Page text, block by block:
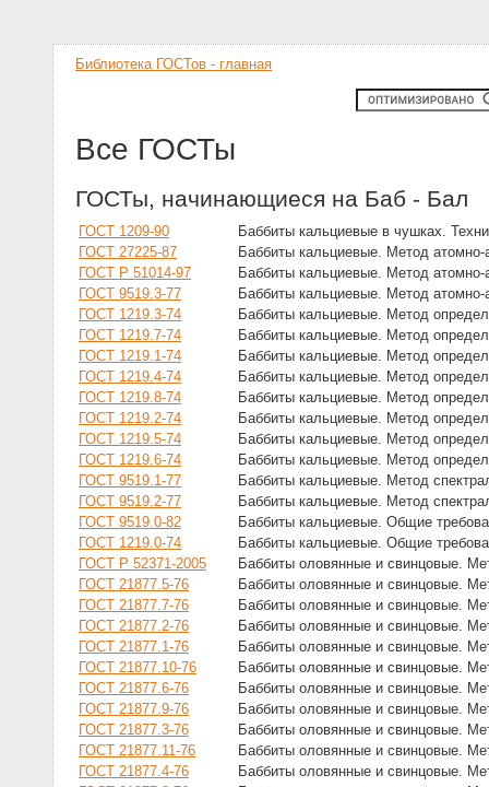
Библиотека ГОСТов - главная
Все ГОСТы
ГОСТы, начинающиеся на Баб - Бал
ГОСТ 1209-90
Баббиты кальциевые в чушках.
ГОСТ 27225-87
Баббиты кальциевые. Метод
ГОСТ Р 51014-97
Баббиты кальциевые. Метод атомно-
ГОСТ 9519.3-77
Баббиты кальциевые. Метод атомно-
ГОСТ 1219.3-74
Баббиты кальциевые. Метод
ГОСТ 1219.7-74
Баббиты кальциевые. Метод
ГОСТ 1219.1-74
Баббиты кальциевые. Метод
ГОСТ 1219.4-74
Баббиты кальциевые. Метод
ГОСТ 1219.8-74
Баббиты кальциевые. Метод
ГОСТ 1219.2-74
Баббиты кальциевые. Метод
ГОСТ 1219.5-74
Баббиты кальциевые. Метод
ГОСТ 1219.6-74
Баббиты кальциевые. Метод
ГОСТ 9519.1-77
Баббиты кальциевые. Метод
ГОСТ 9519.2-77
Баббиты кальциевые. Метод
ГОСТ 9519.0-82
Баббиты кальциевые. Общие
ГОСТ 1219.0-74
Баббиты кальциевые. Общие
ГОСТ Р 52371-2005
Баббиты оловянные и свинцовые.
ГОСТ 21877.5-76
Баббиты оловянные и свинцовые.
ГОСТ 21877.7-76
Баббиты оловянные и свинцовые.
ГОСТ 21877.2-76
Баббиты оловянные и свинцовые.
ГОСТ 21877.1-76
Баббиты оловянные и свинцовые.
ГОСТ 21877.10-76
Баббиты оловянные и свинцовые.
ГОСТ 21877.6-76
Баббиты оловянные и свинцовые.
ГОСТ 21877.9-76
Баббиты оловянные и свинцовые.
ГОСТ 21877.3-76
Баббиты оловянные и свинцовые.
ГОСТ 21877.11-76
Баббиты оловянные и свинцовые.
ГОСТ 21877.4-76
Баббиты оловянные и свинцовые.